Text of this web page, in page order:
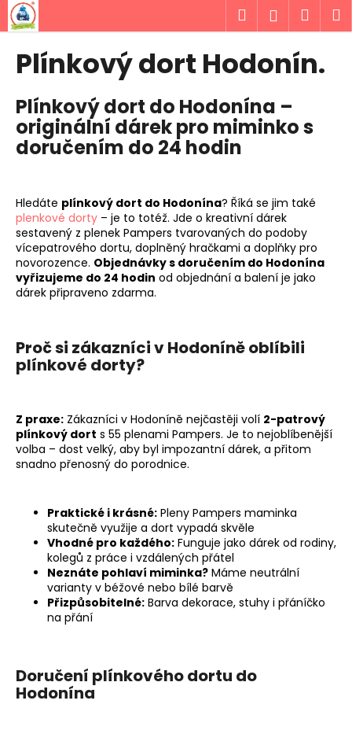
Přejít
na
obsah
Hledat
Plínkový dort Hodonín.
Plínkový dort do Hodonína –
originální dárek pro miminko s
doručením do 24 hodin
Hledáte plínkový dort do Hodonína? Říká se jim také
plenkové dorty – je to totéž. Jde o kreativní dárek
sestavený z plenek Pampers tvarovaných do podoby
vícepatrového dortu, doplněný hračkami a doplňky pro
novorozence. Objednávky s doručením do Hodonína
vyřizujeme do 24 hodin od objednání a balení je jako
dárek připraveno zdarma.
Proč si zákazníci v Hodoníně oblíbili
plínkové dorty?
Z praxe: Zákazníci v Hodoníně nejčastěji volí 2-patrový
plínkový dort s 55 plenami Pampers. Je to nejoblíbenější
volba – dost velký, aby byl impozantní dárek, a přitom
snadno přenosný do porodnice.
Praktické i krásné: Pleny Pampers maminka
skutečně využije a dort vypadá skvěle
Vhodné pro každého: Funguje jako dárek od rodiny,
kolegů z práce i vzdálených přátel
Neznáte pohlaví miminka? Máme neutrální
varianty v béžové nebo bílé barvě
Přizpůsobitelné: Barva dekorace, stuhy i přáníčko
na přání
Doručení plínkového dortu do
Hodonína
K
o
o
p
o
e
b
u
j
e
n
a
í
t
?
HLEDAT
r
u